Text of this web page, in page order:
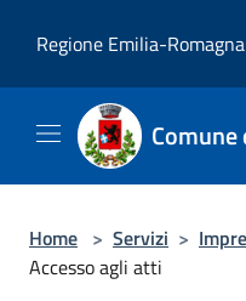
Regione Emilia-Romagna
Home > Servizi >
Accesso agli atti